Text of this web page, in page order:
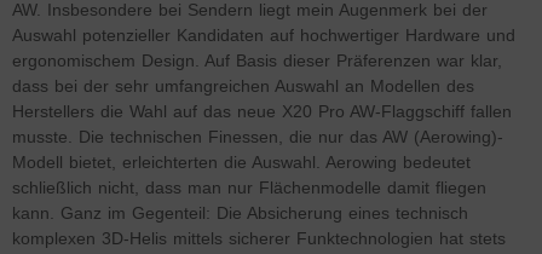
AW. Insbesondere bei Sendern liegt mein Augenmerk bei der
Auswahl potenzieller Kandidaten auf hochwertiger Hardware und
ergonomischem Design. Auf Basis dieser Präferenzen war klar,
dass bei der sehr umfangreichen Auswahl an Modellen des
Herstellers die Wahl auf das neue X20 Pro AW-Flaggschiff fallen
musste. Die technischen Finessen, die nur das AW (Aerowing)-
Modell bietet, erleichterten die Auswahl. Aerowing bedeutet
schließlich nicht, dass man nur Flächenmodelle damit fliegen
kann. Ganz im Gegenteil: Die Absicherung eines technisch
komplexen 3D-Helis mittels sicherer Funktechnologien hat stets